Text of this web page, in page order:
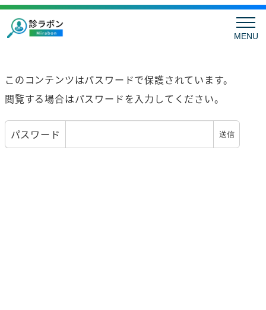
MENU
このコンテンツはパスワードで保護されています。
閲覧する場合はパスワードを入力してください。
パスワード